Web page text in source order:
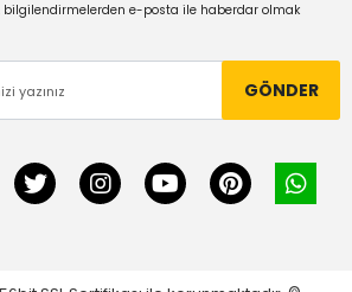
bilgilendirmelerden e-posta ile haberdar olmak
GÖNDER